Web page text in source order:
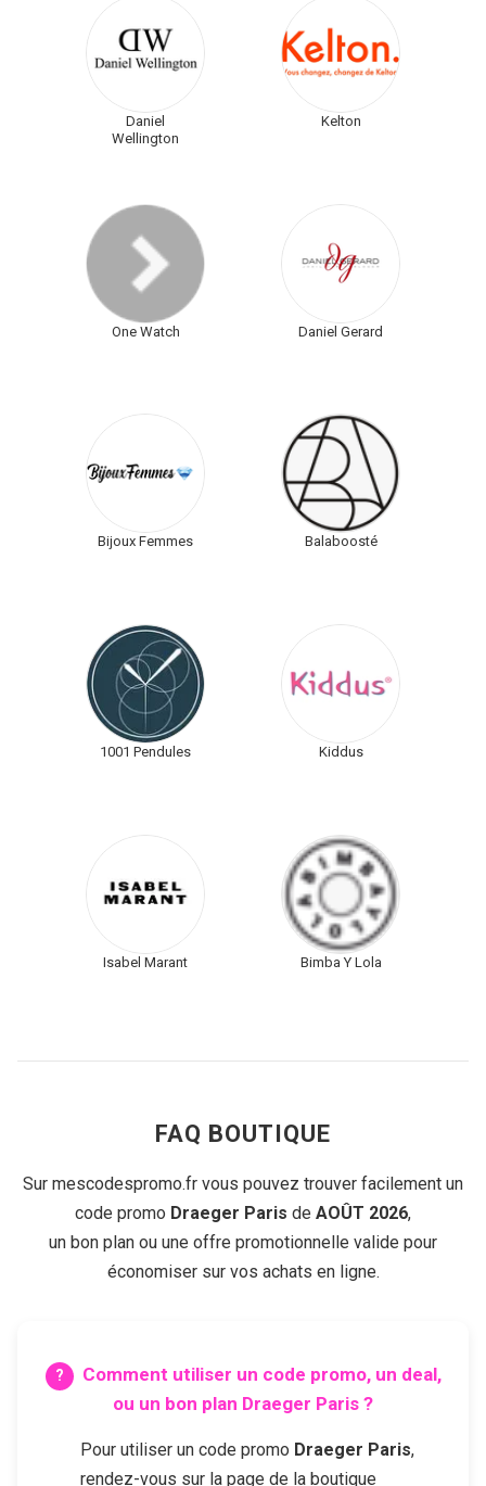
Daniel
Wellington
Kelton
One Watch Daniel Gerard
Bijoux Femmes Balaboosté
1001 Pendules Kiddus
Isabel Marant Bimba Y Lola
FAQ BOUTIQUE
Sur mescodespromo.fr vous pouvez trouver facilement un
code promo Draeger Paris de AOÛT 2026,
un bon plan ou une offre promotionnelle valide pour
économiser sur vos achats en ligne.
Comment utiliser un code promo, un deal,
ou un bon plan Draeger Paris ?
Pour utiliser un code promo Draeger Paris,
rendez-vous sur la page de la boutique